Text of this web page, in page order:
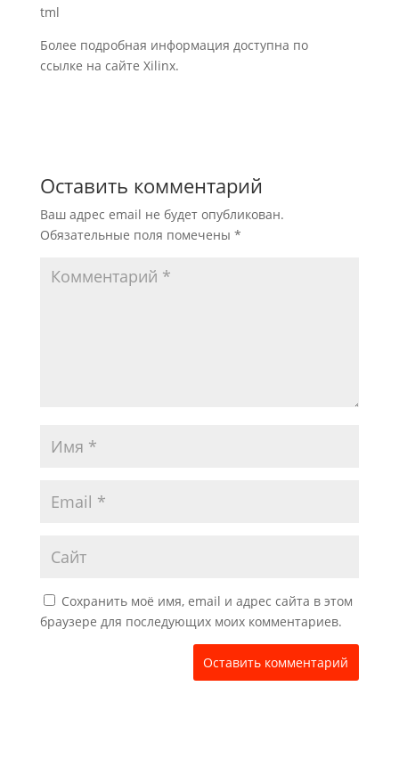
tml
Более подробная информация доступна по
ссылке на сайте Xilinx.
Оставить комментарий
Ваш адрес email не будет опубликован.
Обязательные поля помечены *
Сохранить моё имя, email и адрес сайта в этом
браузере для последующих моих комментариев.